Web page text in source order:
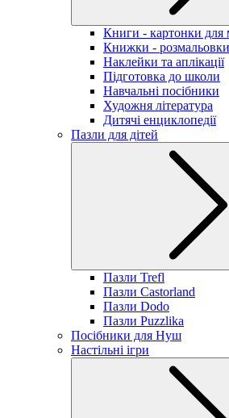
Книги - картонки для
Книжки - розмальовки
Наклейки та аплікації
Підготовка до школи
Навчальні посібники
Художня література
Дитячі енциклопедії
Пазли для дітей
Пазли Trefl
Пазли Castorland
Пазли Dodo
Пазли Puzzlika
Посібники для Нуш
Настільні ігри